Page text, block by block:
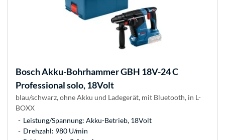
BoschAkku-Bohrhammer GBH 18V-24 C
Professional solo, 18Volt
blau/schwarz, ohne Akku und Ladegerät, mit Bluetooth, in L-
BOXX
Leistung/Spannung: Akku-Betrieb, 18Volt
Drehzahl: 980 U/min